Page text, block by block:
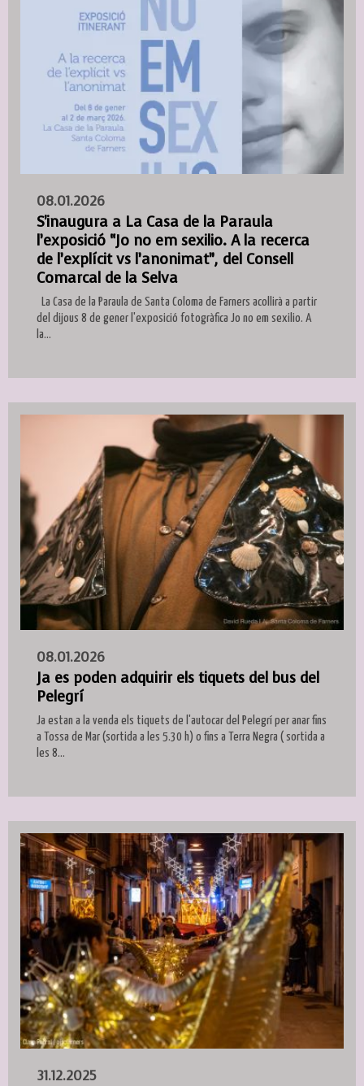
08.01.2026
S'inaugura a La Casa de la Paraula
l’exposició “Jo no em sexilio. A la recerca
de l’explícit vs l’anonimat”, del Consell
Comarcal de la Selva
La Casa de la Paraula de Santa Coloma de Farners acollirà a partir
del dijous 8 de gener l'exposició fotogràfica Jo no em sexilio. A
la...
08.01.2026
Ja es poden adquirir els tiquets del bus del
Pelegrí
Ja estan a la venda els tiquets de l'autocar del Pelegrí per anar fins
a Tossa de Mar (sortida a les 5.30 h) o fins a Terra Negra ( sortida a
les 8...
31.12.2025